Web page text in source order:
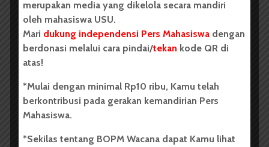
Laporan Panjang
merupakan media yang dikelola secara mandiri
oleh mahasiswa USU.
Mari dukung independensi Pers Mahasiswa dengan
berdonasi melalui cara pindai/tekan kode QR di
atas!
*Mulai dengan minimal Rp10 ribu, Kamu telah
berkontribusi pada gerakan kemandirian Pers
Mahasiswa.
*Sekilas tentang BOPM Wacana dapat Kamu lihat